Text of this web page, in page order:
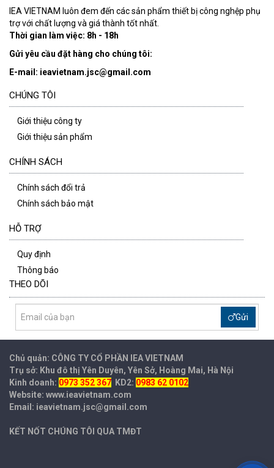
IEA VIETNAM luôn đem đến các sản phẩm thiết bị công nghệp phụ
trợ với chất lượng và giá thành tốt nhất.
Thời gian làm việc: 8h - 18h
Gửi yêu cầu đặt hàng cho chúng tôi:
E-mail: ieavietnam.jsc@gmail.com
CHÚNG TÔI
Giới thiệu công ty
Giới thiệu sản phẩm
CHÍNH SÁCH
Chính sách đổi trả
Chính sách bảo mật
HỖ TRỢ
Quy định
Thông báo
THEO DÕI
Gửi
Chủ quản: CÔNG TY CỔ PHẦN IEAVIETNAM
Trụ sở: Khu đô thị Yên Duyên, Yên Sở, Hoàng Mai, Hà Nội
Kinh doanh: 0973 352 367 KD2: 0983 62 0102
Website: www.ieavietnam.com
Email: ieavietnam.jsc@gmail.com
KẾT NỐT CHÚNG TÔI QUA TMĐT